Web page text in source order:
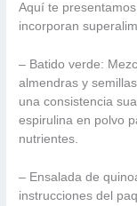
Aquí te
incorporan
– Batido verde:
almendras y
una consistencia
espirulina en polvo
nutrientes.
– Ensalada de
instrucciones del